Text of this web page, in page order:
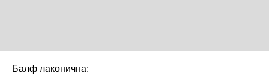
Балф лаконична: